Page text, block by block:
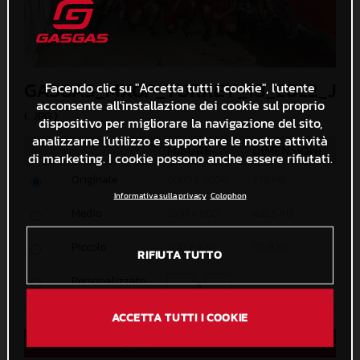
(. JPG )
MISURE DIMENSIONI
Personalizzato x
Download diretto
Facendo clic su "Accetta tutti i cookie", l'utente
acconsente all'installazione dei cookie sul proprio
dispositivo per migliorare la navigazione del sito,
analizzarne l'utilizzo e supportare le nostre attività
di marketing. I cookie possono anche essere rifiutati.
Informativa sulla privacy Colophon
RIFIUTA TUTTO
ACCETTA TUTTI I COOKIE